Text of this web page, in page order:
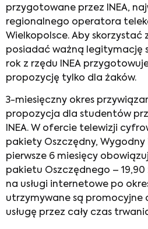
przygotowane przez INEA,
regionalnego operatora
Wielkopolsce. Aby skorzystać
posiadać ważną legitymację
rok z rzędu INEA
propozycję tylko dla żaków.
3-miesięczny okres
propozycja dla studentów
INEA. W ofercie telewizji
pakiety Oszczędny, Wygodny
pierwsze 6 miesięcy
pakietu Oszczędnego – 19,90
na usługi internetowe po
utrzymywane są promocyjne
usługę przez cały czas